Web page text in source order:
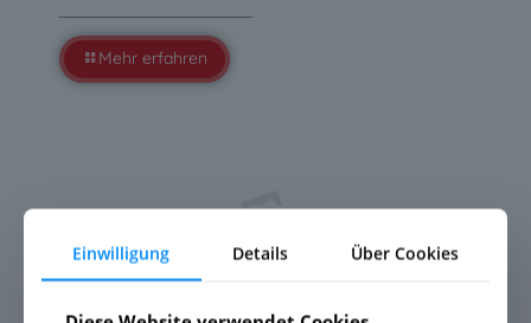
Mehr erfahren
Einwilligung Details Über Cookies